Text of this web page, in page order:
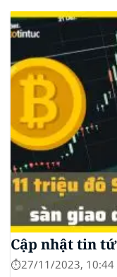
BitcoinPhân tích...
Cập nhật tin
⏱️27/11/2023, 10:44